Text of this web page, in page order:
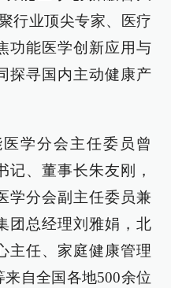
行业顶尖专家、医疗
功能医学创新应用与
探寻国内主动健康产
学分会主任委员曾
记、董事长朱友刚，
学分会副主任委员兼
团总经理刘雅娟，北
主任、家庭健康管理
自全国各地500余位